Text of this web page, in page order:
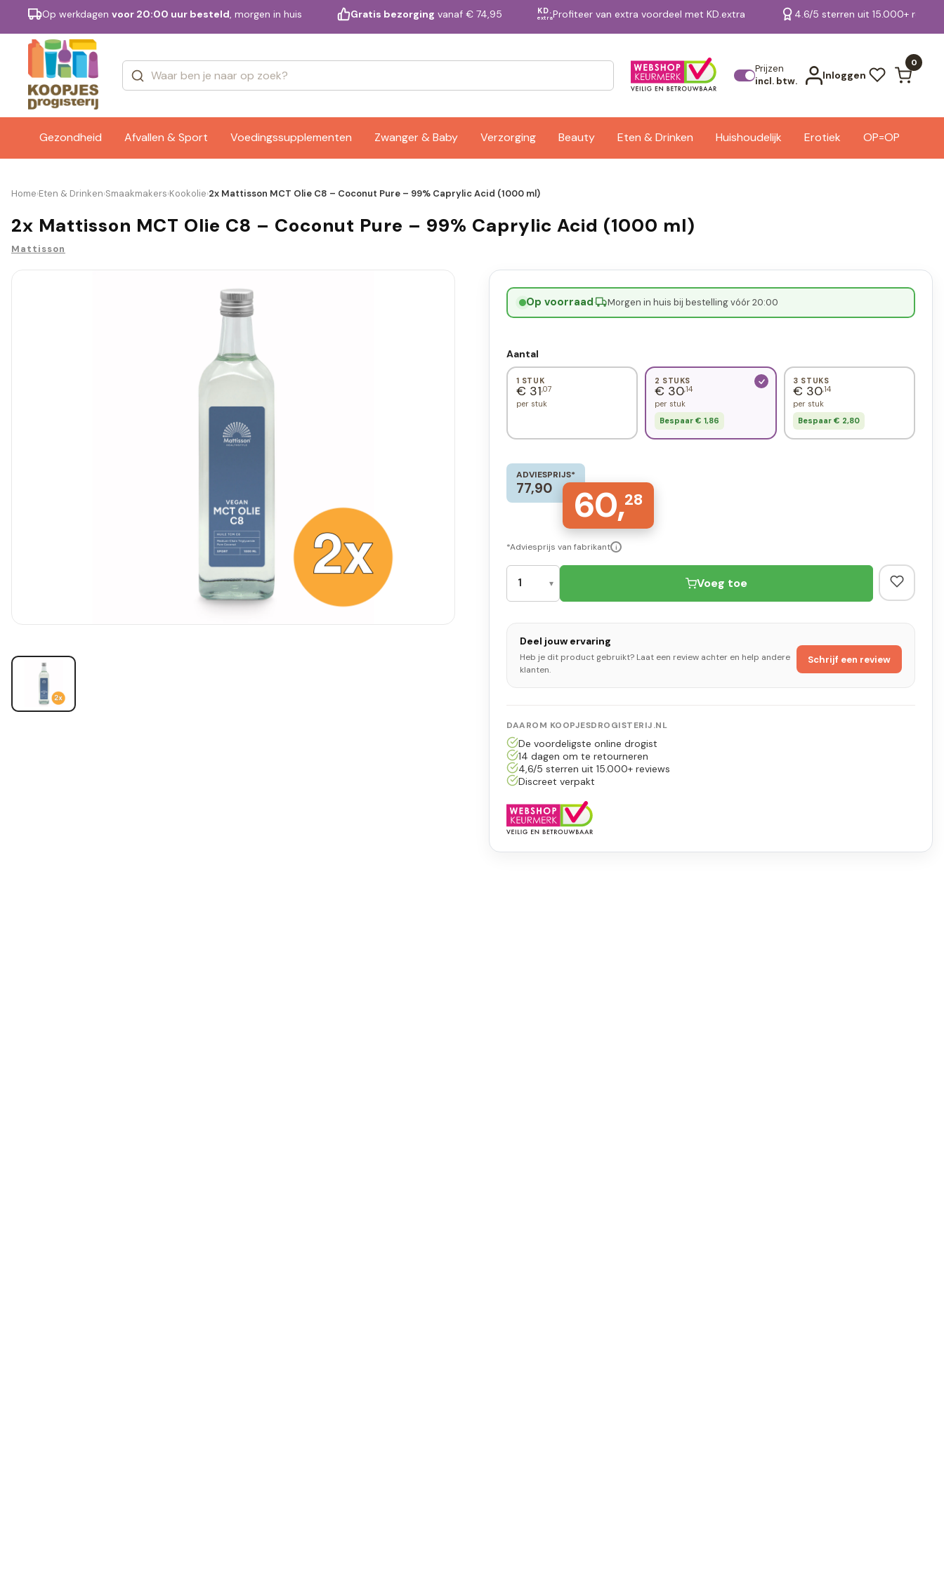
Op werkdagen voor 20:00 uur besteld, morgen in huis Gratis bezorging vanaf € 74,95 KD.
extraProfiteer van extra voordeel met KD.extra 4.6/5 sterren uit 15.000+
Prijzen
incl. btw.
Inloggen
0
Gezondheid Afvallen & Sport Voedingssupplementen Zwanger & Baby Verzorging Beauty Eten & Drinken Huishoudelijk Erotiek OP=OP
Merken Bekijk alle resultaten
Home›Eten & Drinken›Smaakmakers›Kookolie›2x Mattisson MCT Olie C8 – Coconut Pure – 99% Caprylic Acid (1000 ml)
2x Mattisson MCT Olie C8 – Coconut Pure – 99% Caprylic Acid (1000 ml)
Mattisson
Op voorraad· Morgen in huis bij bestelling vóór 20:00
Aantal
1 STUK
€ 31,07
per stuk
2 STUKS
€ 30,14
per stuk
Bespaar € 1,86
3 STUKS
€ 30,14
per stuk
Bespaar € 2,80
ADVIESPRIJS*
77,90 60,28
*Adviesprijs van fabrikant i
Voeg toe
Deel jouw ervaring
Heb je dit product gebruikt? Laat een review achter en help andere
klanten.
Schrijf een review
DAAROM KOOPJESDROGISTERIJ.NL
De voordeligste online drogist
14 dagen om te retourneren
4,6/5 sterren uit 15.000+ reviews
Discreet verpakt